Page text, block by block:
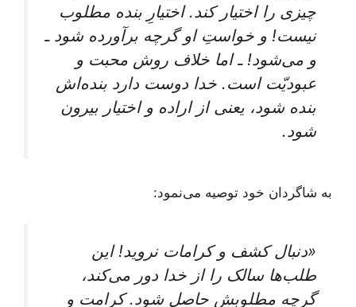
چیزی را اختیار کند. اختیارِ بنده مطلوب
نیست! و خواستِ او گرچه برآورده شود ـ
و می‌شود! ـ اما خلاف روش محبت و
عبودیّت است. خدا دوست دارد بنده‌اش
بنده شود، یعنی از اراده و اختیار بیرون
شود.
به شاگردان خود توصیه می‌نمود:
«دنبال کشف و کرامات نروید! این
طلب‌ها سالک را از خدا دور می‌کند،
گرچه مطلوبش حاصل شود. کرامت و